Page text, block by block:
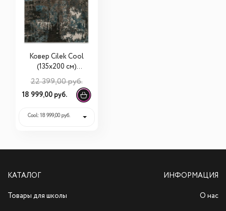
Ковер Cilek Cool
(135х200 см)
21.07.7688.00
22 399,00 руб.
18 999,00 руб.
Cool: 18 999,00 руб.
КАТАЛОГ
Товары для школы
ИНФОРМАЦИЯ
О нас